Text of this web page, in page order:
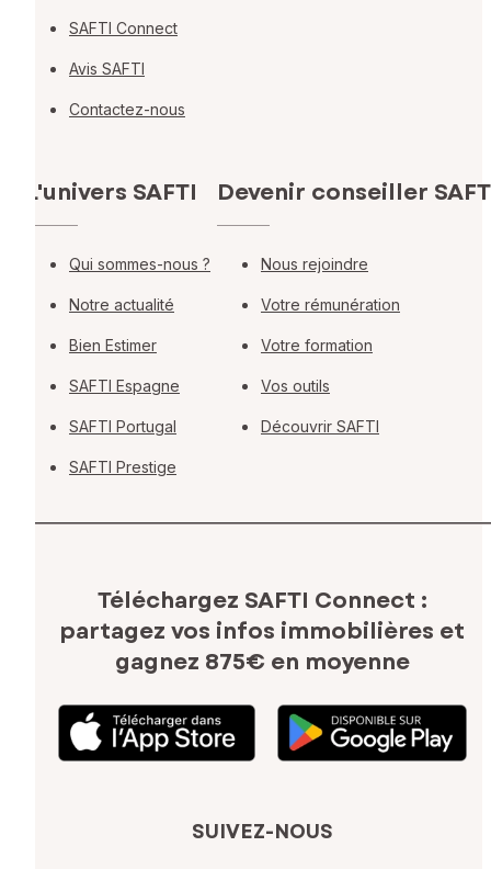
SAFTI Connect
Avis SAFTI
Contactez-nous
L'univers SAFTI
Qui sommes-nous ?
Notre actualité
Bien Estimer
SAFTI Espagne
SAFTI Portugal
SAFTI Prestige
Devenir conseiller
Nous rejoindre
Votre rémunération
Votre formation
Vos outils
Découvrir SAFTI
Téléchargez SAFTI Connect :
partagez vos infos immobilières et
gagnez 875€ en moyenne
SUIVEZ-NOUS